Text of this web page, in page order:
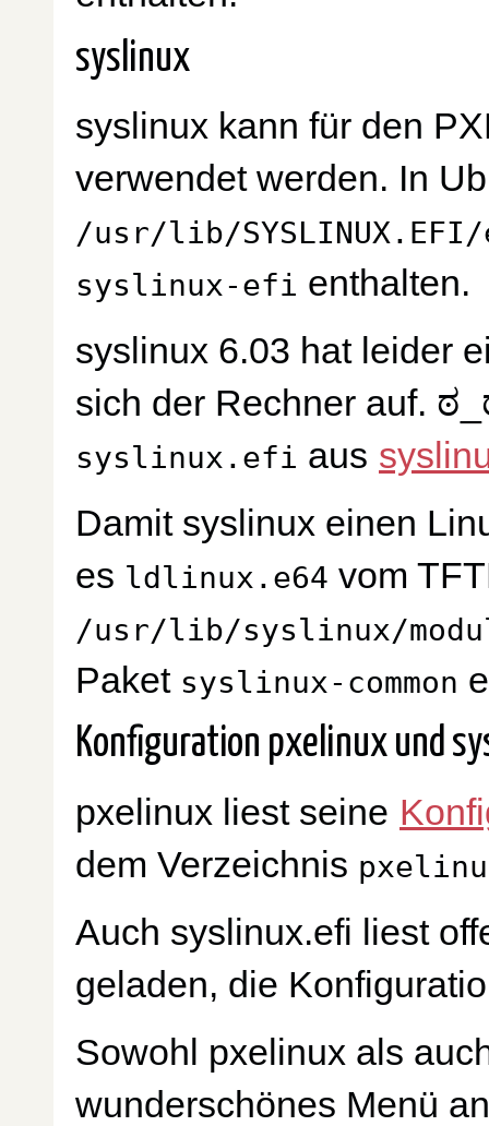
syslinux
syslinux kann für den
verwendet werden. In
/usr/lib/
syslinux-efi enthalten.
syslinux 6.03 hat leider
sich der Rechner auf.
syslinux.efi aus
Damit syslinux einen
es ldlinux.e64 vom
/usr/lib/syslinux/
Paket syslinux-common
Konfiguration pxelinux und
pxelinux liest seine
dem Verzeichnis
Auch syslinux.efi liest
geladen, die
Sowohl pxelinux als
wunderschönes Menü